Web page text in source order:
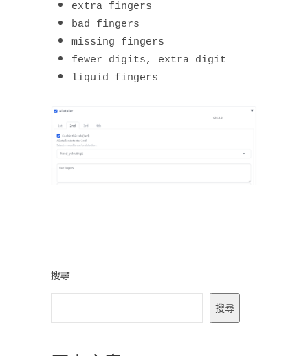
extra_fingers
bad fingers
missing fingers
fewer digits, extra digit
liquid fingers
搜尋
搜尋